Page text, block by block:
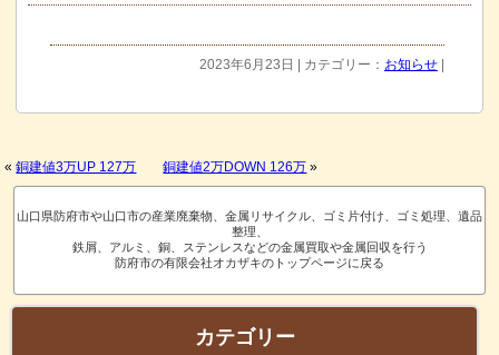
2023年6月23日 | カテゴリー： お知らせ|
«銅建値3万UP 127万 銅建値2万DOWN 126万 »
山口県防府市や山口市の産業廃棄物、金属リサイクル、ゴミ片付け、ゴミ処理、遺品
整理、
鉄屑、アルミ、銅、ステンレスなどの金属買取や金属回収を行う
防府市の有限会社オカザキのトップページに戻る
カテゴリー